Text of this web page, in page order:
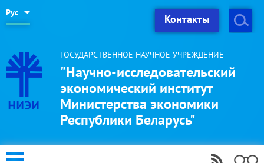
Рус Контакты
ГОСУДАРСТВЕННОЕ НАУЧНОЕ УЧРЕЖДЕНИЕ
"Научно-исследовательский
экономический институт
Министерства экономики
Республики Беларусь"